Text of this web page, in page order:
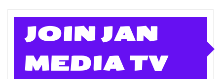
JOIN JAN
MEDIA TV